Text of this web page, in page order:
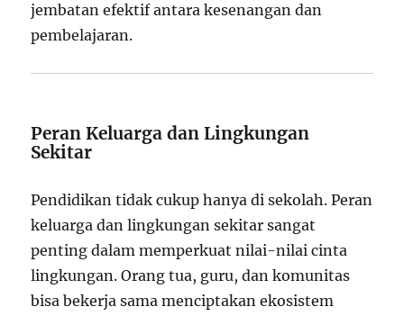
jembatan efektif antara kesenangan dan
pembelajaran.
Peran Keluarga dan Lingkungan
Sekitar
Pendidikan tidak cukup hanya di sekolah. Peran
keluarga dan lingkungan sekitar sangat
penting dalam memperkuat nilai-nilai cinta
lingkungan. Orang tua, guru, dan komunitas
bisa bekerja sama menciptakan ekosistem